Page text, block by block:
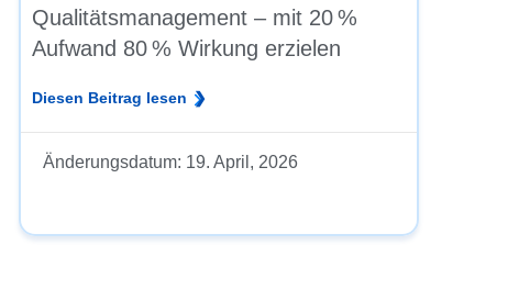
Qualitätsmanagement – mit 20 %
Aufwand 80 % Wirkung erzielen
Diesen Beitrag lesen
Änderungsdatum: 19. April, 2026